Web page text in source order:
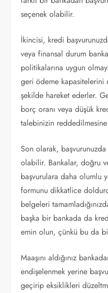
seçenek olabilir.
İkincisi, kredi
veya finansal durum
politikalarına uygun
geri ödeme
şekilde hareket ederler.
borç oranı veya düşük
talebinizin
Son olarak,
olabilir. Bankalar, doğru
başvurulara daha olumlu
formunu dikkatlice
belgeleri
başka bir bankada da
emin olun, çünkü bu da
Maaşını aldığınız
endişelenmek yerine
geçirip eksiklikleri